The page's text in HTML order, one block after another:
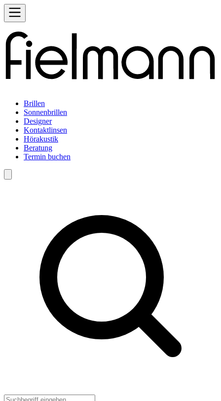
Brillen
Sonnenbrillen
Designer
Kontaktlinsen
Hörakustik
Beratung
Termin buchen